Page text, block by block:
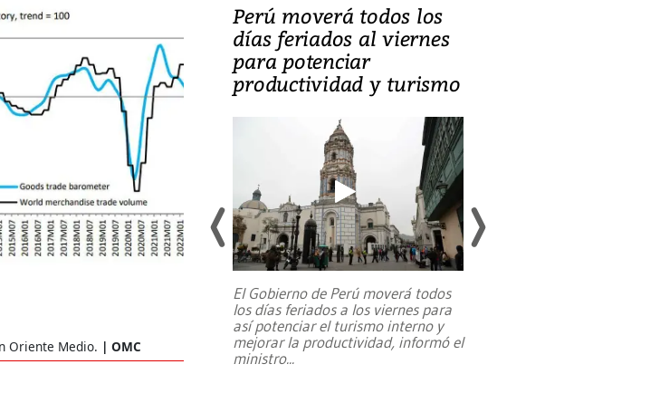
Oriente Medio. OMC
Lula lanza su
con
de inversión
educación y
raras
de Brasil, Luiz Inácio Lula
oficializó este domingo su
Perú moverá todos los
días feriados al viernes
para potenciar
productividad y turismo
El Gobierno de Perú moverá todos
los días feriados a los viernes para
así potenciar el turismo interno y
mejorar la productividad, informó el
ministro...